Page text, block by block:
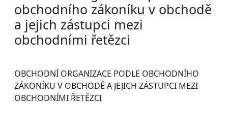
obchodního zákoníku v obchodě
a jejich zástupci mezi
obchodními řetězci
OBCHODNÍ ORGANIZACE PODLE OBCHODNÍHO
ZÁKONÍKU V OBCHODĚ A JEJICH ZÁSTUPCI MEZI
OBCHODNÍMI ŘETĚZCI